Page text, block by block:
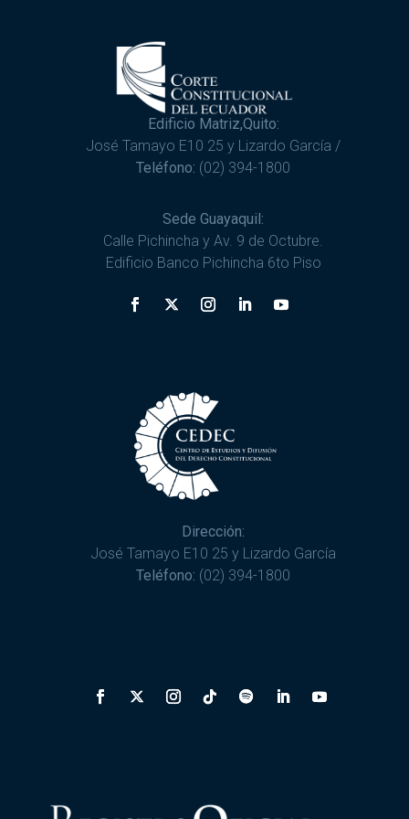
Edificio Matriz,Quito:
José Tamayo E10 25 y Lizardo García /
Teléfono: (02) 394-1800
Sede Guayaquil:
Calle Pichincha y Av. 9 de Octubre.
Edificio Banco Pichincha 6to Piso
Dirección:
José Tamayo E10 25 y Lizardo García
Teléfono: (02) 394-1800